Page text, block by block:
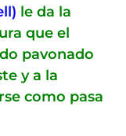
le da la
que el
pavonado
y a la
como pasa